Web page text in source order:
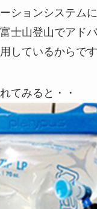
ションシステム
士山登山でアド
しているからです
てみると・・